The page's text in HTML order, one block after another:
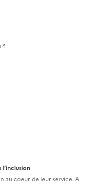
aucoeur de leur service. A